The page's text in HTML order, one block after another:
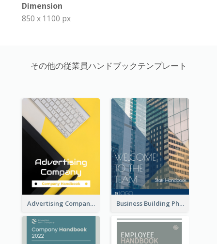
Dimension
850 x 1100 px
その他の従業員ハンドブックテンプレート
Advertising Company Employee Handbook Business Building Photo Employee Handbook